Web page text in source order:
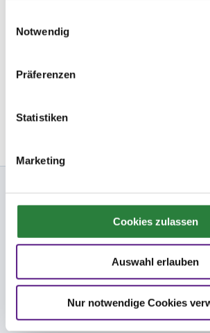
Notwendig
Präferenzen
Statistiken
Marketing
Cookies zulassen
Auswahl erlauben
Nur notwendige Cookies
FN
FNverlag
Folge uns